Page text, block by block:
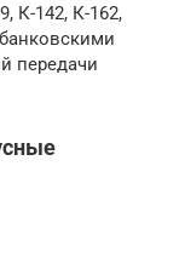
К-142, К-162,
передачи